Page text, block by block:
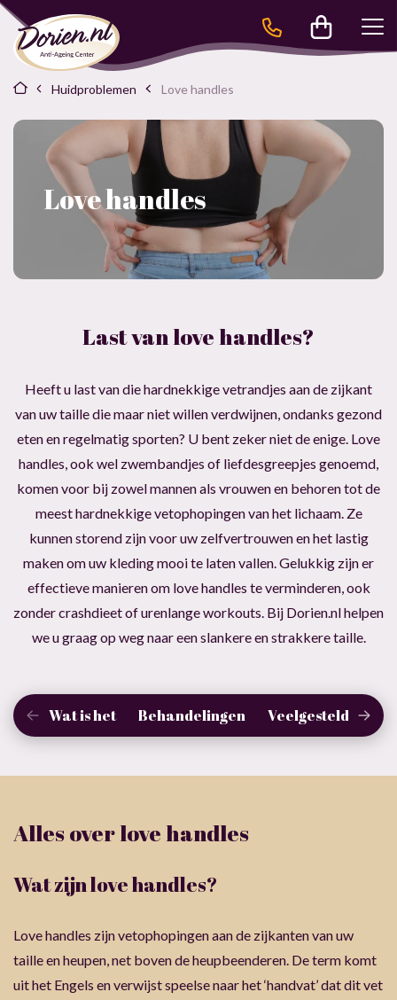
Huidproblemen Love handles
Love handles
Last van love handles?
Heeft u last van die hardnekkige vetrandjes aan de zijkant
van uw taille die maar niet willen verdwijnen, ondanks gezond
eten en regelmatig sporten? U bent zeker niet de enige. Love
handles, ook wel zwembandjes of liefdesgreepjes genoemd,
komen voor bij zowel mannen als vrouwen en behoren tot de
meest hardnekkige vetophopingen van het lichaam. Ze
kunnen storend zijn voor uw zelfvertrouwen en het lastig
maken om uw kleding mooi te laten vallen. Gelukkig zijn er
effectieve manieren om love handles te verminderen, ook
zonder crashdieet of urenlange workouts. Bij Dorien.nl helpen
we u graag op weg naar een slankere en strakkere taille.
Wat is het Behandelingen Veelgestelde
Alles over love handles
Wat zijn love handles?
Love handles zijn vetophopingen aan de zijkanten van uw
taille en heupen, net boven de heupbeenderen. De term komt
uit het Engels en verwijst speelse naar het ‘handvat’ dat dit vet